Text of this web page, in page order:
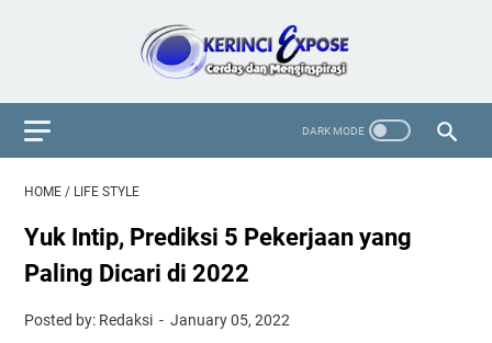
HOME / LIFE STYLE
Yuk Intip, Prediksi 5 Pekerjaan yang
Paling Dicari di 2022
Posted by: Redaksi January 05, 2022